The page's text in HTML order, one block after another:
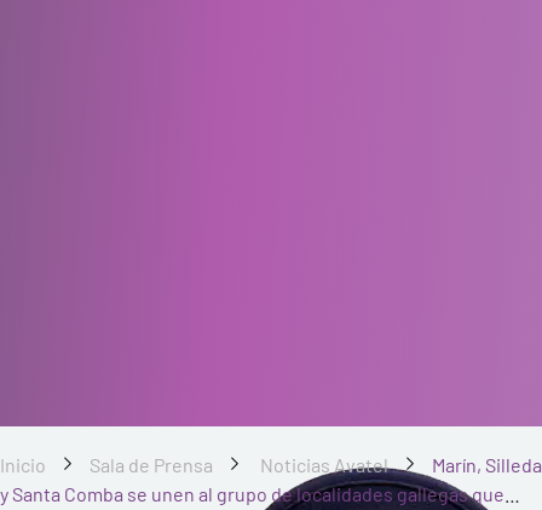
Inicio Sala de Prensa Noticias Avatel
Marín, Silleda
y Santa Comba se unen al grupo de localidades gallegas que